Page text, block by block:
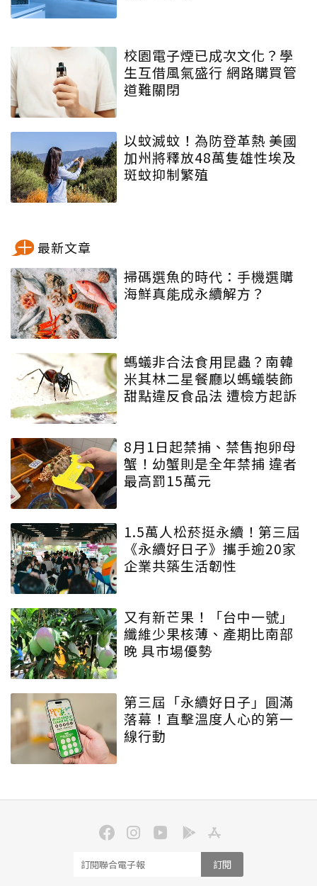
校園電子煙已成次文化？學
生互借風氣盛行 網路購買管
道難關閉
以蚊滅蚊！為防登革熱 美國
加州將釋放48萬隻雄性埃及
斑蚊抑制繁殖
最新文章
掃碼選魚的時代：手機選購
海鮮真能成永續解方？
螞蟻非合法食用昆蟲？南韓
米其林二星餐廳以螞蟻裝飾
甜點違反食品法 遭檢方起訴
8月1日起禁捕、禁售抱卵母
蟹！幼蟹則是全年禁捕 違者
最高罰15萬元
1.5萬人松菸挺永續！第三屆
《永續好日子》攜手逾20家
企業共築生活韌性
又有新芒果！「台中一號」
纖維少果核薄、產期比南部
晚 具市場優勢
第三屆「永續好日子」圓滿
落幕！直擊溫度人心的第一
線行動
訂閱